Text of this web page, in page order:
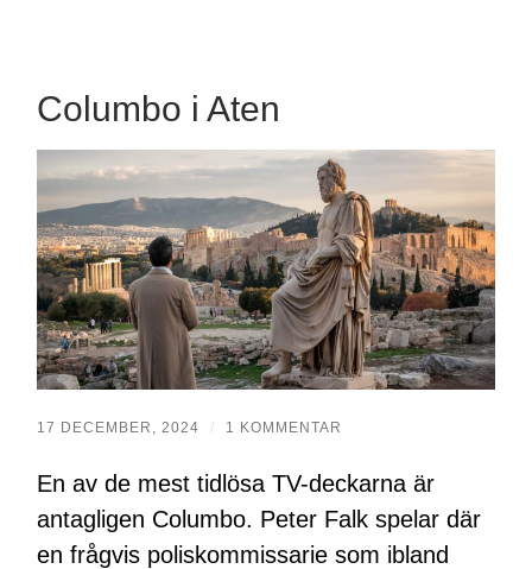
Columbo i Aten
17 DECEMBER, 2024 / 1 KOMMENTAR
En av de mest tidlösa TV-deckarna är
antagligen Columbo. Peter Falk spelar där
en frågvis poliskommissarie som ibland